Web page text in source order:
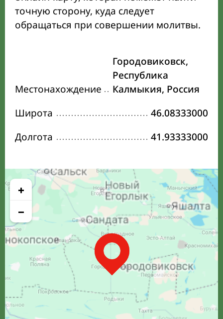
точную сторону, куда следует
обращаться при совершении молитвы.
Местонахождение
Городовиковск,
Республика
Калмыкия, Россия
Широта
46.08333000
Долгота
41.93333000
+
−